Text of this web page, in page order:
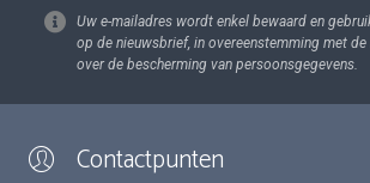
Uw e-mailadres wordt enkel bewaard en
op de nieuwsbrief, in overeenstemming met
over de bescherming van persoonsgegevens.
Contactpunten